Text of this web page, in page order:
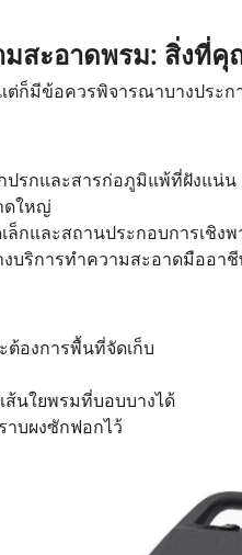
มสะอาดพรม: สิ่งที่
ก็มีข้อควรพิจารณาบางประก
ปรกและสารก่อภูมิแพ้ที่ฝังแน่น
ดใหญ่
ล็กและสถานประกอบการเชิ
งบริการทำความสะอาดมืออา
ต้องการพื้นที่จัดเก็บ
ส้นใยพรมที่บอบบางได้
าบผงซักฟอกไว้